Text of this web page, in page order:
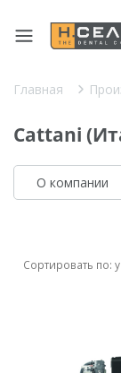
Главная
Cattani
О компании